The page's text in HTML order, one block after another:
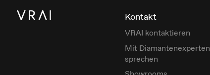
Kontakt
VRAI kontaktieren
Mit Diamantenexperten
sprechen